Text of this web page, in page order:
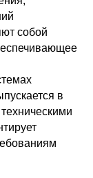
собой
в